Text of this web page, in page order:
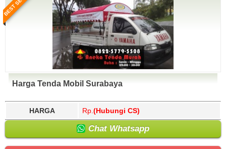
Harga Tenda Mobil Surabaya
HARGA Rp. (Hubungi CS)
Chat Whatsapp